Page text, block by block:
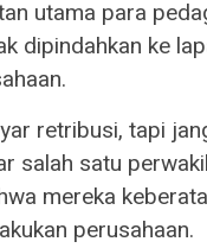
utama para
dipindahkan ke
retribusi, tapi
salah satu
mereka
perusahaan.